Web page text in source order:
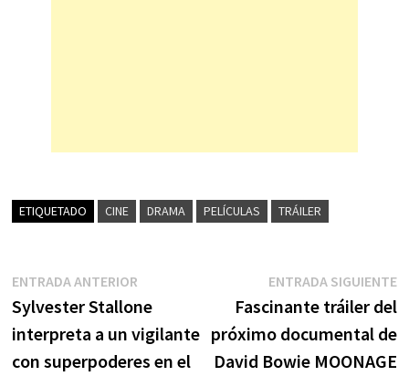
ETIQUETADO CINE DRAMA PELÍCULAS TRÁILER
Navegación
de
entradas
ENTRADA ANTERIOREntrada
anterior:
Sylvester Stallone
interpreta a un vigilante
con superpoderes en el
ENTRADA SIGUIENTE
Fascinante tráiler del
próximo documental de
David Bowie MOONAGE